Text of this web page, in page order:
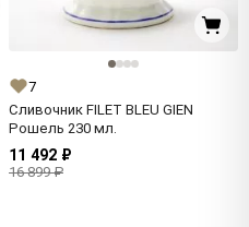
7
Сливочник FILET BLEU GIEN
Рошель 230 мл.
11 492 ₽
16 899 ₽